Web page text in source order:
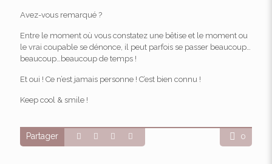
Avez-vous remarqué ?
Entre le moment où vous constatez une bêtise et le moment ou
le vrai coupable se dénonce, il peut parfois se passer beaucoup…
beaucoup…beaucoup de temps !
Et oui ! Ce n’est jamais personne ! C’est bien connu !
Keep cool & smile !
Partager 0